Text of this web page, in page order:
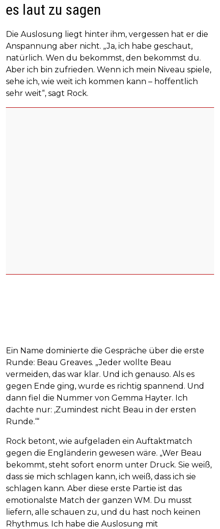
es laut zu sagen
Die Auslosung liegt hinter ihm, vergessen hat er die
Anspannung aber nicht. „Ja, ich habe geschaut,
natürlich. Wen du bekommst, den bekommst du.
Aber ich bin zufrieden. Wenn ich mein Niveau spiele,
sehe ich, wie weit ich kommen kann – hoffentlich
sehr weit“, sagt Rock.
Ein Name dominierte die Gespräche über die erste
Runde: Beau Greaves. „Jeder wollte Beau
vermeiden, das war klar. Und ich genauso. Als es
gegen Ende ging, wurde es richtig spannend. Und
dann fiel die Nummer von Gemma Hayter. Ich
dachte nur: ‚Zumindest nicht Beau in der ersten
Runde.‘“
Rock betont, wie aufgeladen ein Auftaktmatch
gegen die Engländerin gewesen wäre. „Wer Beau
bekommt, steht sofort enorm unter Druck. Sie weiß,
dass sie mich schlagen kann, ich weiß, dass ich sie
schlagen kann. Aber diese erste Partie ist das
emotionalste Match der ganzen WM. Du musst
liefern, alle schauen zu, und du hast noch keinen
Rhythmus. Ich habe die Auslosung mit